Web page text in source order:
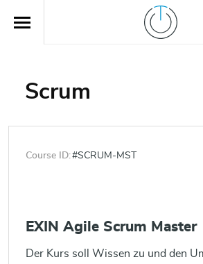
Scrum
Course ID:#SCRUM-MST
EXIN Agile Scrum Master
Der Kurs soll Wissen zu und den